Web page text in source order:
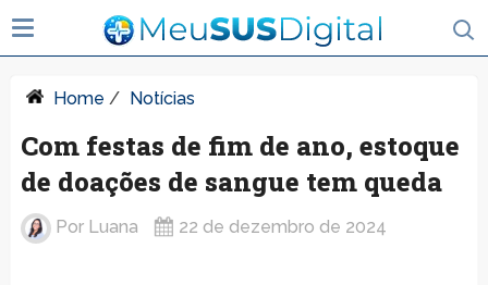
Home / Notícias
Com festas de fim de ano, estoque
de doações de sangue tem queda
Por Luana 22 de dezembro de 2024